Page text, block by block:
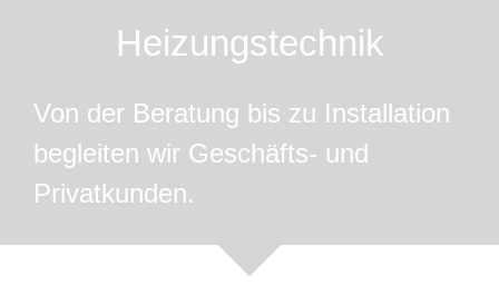
Heizungstechnik
Von der Beratung bis zu Installation
begleiten wir Geschäfts- und
Privatkunden.